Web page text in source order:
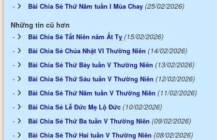
Bài Chia Sẻ Thứ Năm tuần I Mùa Chay (25/02/2026)
Những tin cũ hơn
Bài Chia Sẻ Tất Niên năm Ất Tỵ (15/02/2026)
Bài Chia Sẻ Chúa Nhật VI Thường Niên (14/02/2026)
Bài Chia Sẻ Thứ Bảy tuần V Thường Niên (13/02/2026)
Bài Chia Sẻ Thứ Sáu tuần V Thường Niên (12/02/2026)
Bài Chia Sẻ Thứ Năm tuần V Thường Niên (11/02/2026)
Bài Chia Sẻ Lễ Đức Mẹ Lộ Đức (10/02/2026)
Bài Chia Sẻ Thứ Ba tuần V Thường Niên (09/02/2026)
Bài Chia Sẻ Thứ Hai tuần V Thường Niên (08/02/2026)